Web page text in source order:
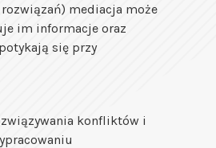
mediacja może
im informacje oraz
się przy
konfliktów i